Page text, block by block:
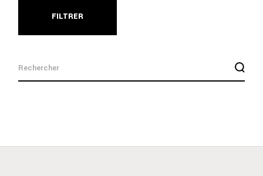
FILTRER
for: